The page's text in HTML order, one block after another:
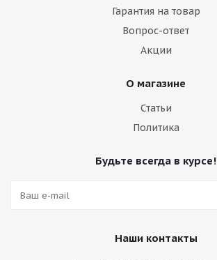
Гарантия на товар
Вопрос-ответ
Акции
О магазине
Статьи
Политика
Будьте всегда в курсе!
Наши контакты